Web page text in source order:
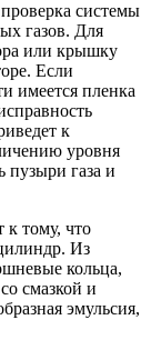
системы
газов. Для
или крышку
Если
имеется пленка
к
уровня
газа и
к тому, что
Из
кольца,
смазкой и
эмульсия,